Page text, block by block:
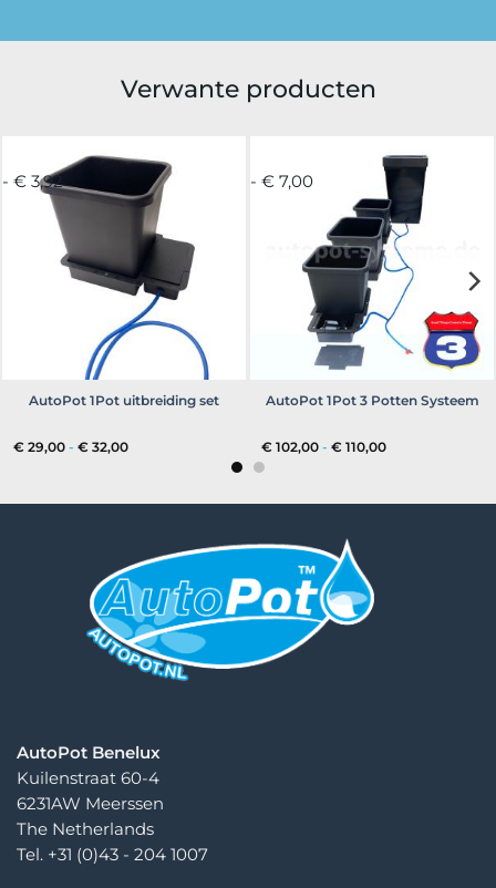
Verwante producten
- € 3,92
AutoPot 1Pot uitbreiding set
€ 29,00 - € 32,00Prijsklasse:
- € 7,00
AutoPot 1Pot 3 Potten Systeem
€ 102,00 - € 110,00Prijsklasse:
AutoPot Benelux
Kuilenstraat 60-4
6231AW Meerssen
The Netherlands
Tel. +31 (0)43 - 204 1007